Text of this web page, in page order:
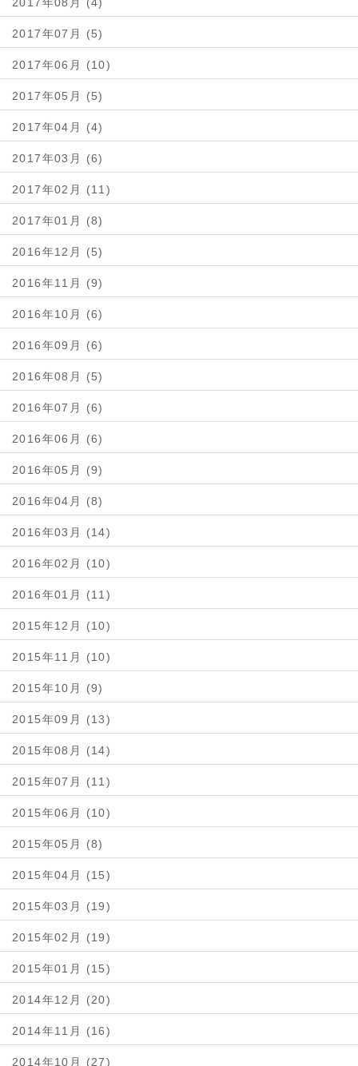
2017年07月 (5)
2017年06月 (10)
2017年05月 (5)
2017年04月 (4)
2017年03月 (6)
2017年02月 (11)
2017年01月 (8)
2016年12月 (5)
2016年11月 (9)
2016年10月 (6)
2016年09月 (6)
2016年08月 (5)
2016年07月 (6)
2016年06月 (6)
2016年05月 (9)
2016年04月 (8)
2016年03月 (14)
2016年02月 (10)
2016年01月 (11)
2015年12月 (10)
2015年11月 (10)
2015年10月 (9)
2015年09月 (13)
2015年08月 (14)
2015年07月 (11)
2015年06月 (10)
2015年05月 (8)
2015年04月 (15)
2015年03月 (19)
2015年02月 (19)
2015年01月 (15)
2014年12月 (20)
2014年11月 (16)
2014年10月 (27)